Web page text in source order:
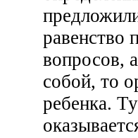
равенство
вопросов,
собой, то
ребенка.